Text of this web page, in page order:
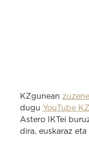
KZgunean
dugu YouTube
Astero IKTei
dira, euskaraz